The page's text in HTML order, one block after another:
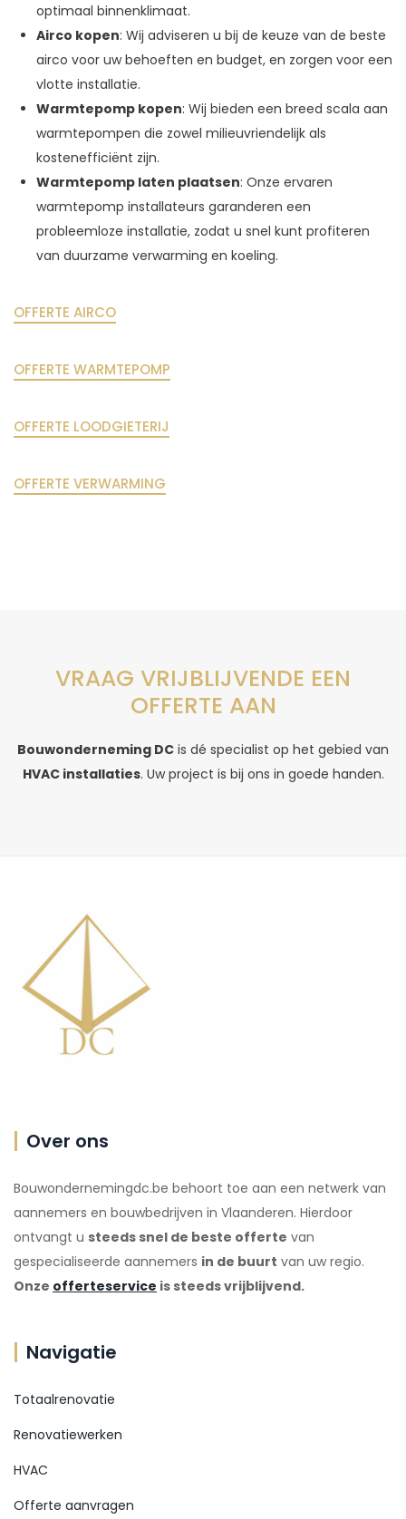
optimaal binnenklimaat.
Airco kopen: Wij adviseren u bij de keuze van de beste
airco voor uw behoeften en budget, en zorgen voor een
vlotte installatie.
Warmtepomp kopen: Wij bieden een breed scala aan
warmtepompen die zowel milieuvriendelijk als
kostenefficiënt zijn.
Warmtepomp laten plaatsen: Onze ervaren
warmtepomp installateurs garanderen een
probleemloze installatie, zodat u snel kunt profiteren
van duurzame verwarming en koeling.
OFFERTE AIRCO
OFFERTE WARMTEPOMP
OFFERTE LOODGIETERIJ
OFFERTE VERWARMING
VRAAG VRIJBLIJVENDE EEN
OFFERTE AAN
Bouwonderneming DC is dé specialist op het gebied van
HVAC installaties. Uw project is bij ons in goede handen.
Over ons
Bouwondernemingdc.be behoort toe aan een netwerk van
aannemers en bouwbedrijven in Vlaanderen. Hierdoor
ontvangt u steeds snel de beste offerte van
gespecialiseerde aannemers in de buurt van uw regio.
Onze offerteservice is steeds vrijblijvend.
Navigatie
Totaalrenovatie
Renovatiewerken
HVAC
Offerte aanvragen